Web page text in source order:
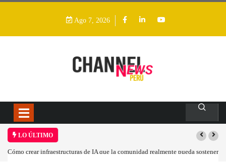
Ago 7, 2026
LO ÚLTIMO
Cómo crear infraestructuras de IA que la comunidad realmente pueda sostener